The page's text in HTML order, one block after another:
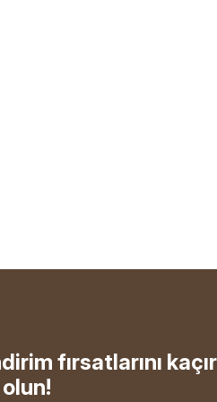
fırsatlarını